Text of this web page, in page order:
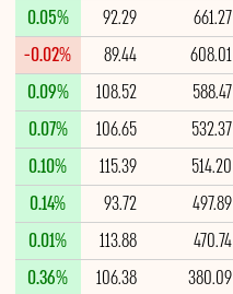
661.27
92.29
0.05%
608.01
89.44
-0.02%
588.47
108.52
0.09%
532.37
106.65
0.07%
514.20
115.39
0.10%
497.89
93.72
0.14%
470.74
113.88
0.01%
380.09
106.38
0.36%